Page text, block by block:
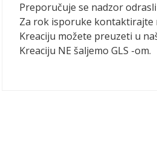
Preporučuje se nadzor
Za rok isporuke kontaktirajte
Kreaciju možete preuzeti u
Kreaciju NE šaljemo GLS -om.